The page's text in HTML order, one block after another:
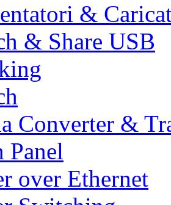
&
& Share USB
Converter &
Panel
over Ethernet